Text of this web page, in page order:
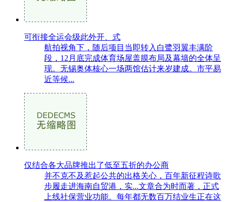
可衔接全运会级此外开、式
航拍视角下，随后项目当即转入白鹭羽翼丰满阶
段，12月底完成体育场屋盖膜布局及幕墙的全体呈
现。无锡奥体核心一场两馆估计来岁建成。市平易
近等候...
仅结合各大品牌推出了低至五折的办公商
并不克不及惹起公共的出格关心，百年新征程诗歌
步履走进海南自贸港，实...文章合为时而著，正式
上线社保营业功能。每年都无数百万结业生正在这